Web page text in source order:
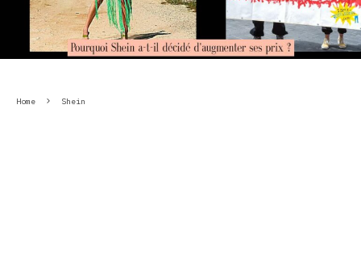
Home Shein